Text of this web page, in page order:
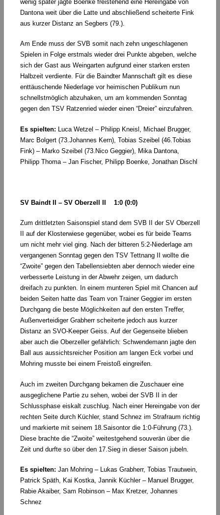
wenig später jagte Boenke freistehend eine Hereingabe von
Dantona weit über die Latte und abschließend scheiterte Fink
aus kurzer Distanz an Segbers (79.).
Am Ende muss der SVB somit nach zehn ungeschlagenen
Spielen in Folge erstmals wieder drei Punkte abgeben, welche
sich der Gast aus Weingarten aufgrund einer starken ersten
Halbzeit verdiente. Für die Baindter Mannschaft gilt es diese
enttäuschende Niederlage vor heimischen Publikum nun
schnellstmöglich abzuhaken, um am kommenden Sonntag
gegen den TSV Ratzenried wieder einen “Dreier” einzufahren.
Es spielten:
Luca Wetzel – Philipp Kneisl, Michael Brugger,
Marc Bolgert (73.Johannes Kern), Tobias Szeibel (46.Tobias
Fink) – Marko Szeibel (73.Nico Geggier), Mika Dantona,
Philipp Thoma – Jan Fischer, Philipp Boenke, Jonathan Dischl
SV Baindt II – SV Oberzell II 1:0 (0:0)
Zum drittletzten Saisonspiel stand dem SVB II der SV Oberzell
II auf der Klosterwiese gegenüber, wobei es für beide Teams
um nicht mehr viel ging. Nach der bitteren 5:2-Niederlage am
vergangenen Sonntag gegen den TSV Tettnang II wollte die
“Zwoite” gegen den Tabellensiebten aber dennoch wieder eine
verbesserte Leistung in der Abwehr zeigen, um dadurch
dreifach zu punkten. In einem munteren Spiel mit Chancen auf
beiden Seiten hatte das Team von Trainer Geggier im ersten
Durchgang die beste Möglichkeiten auf den ersten Treffer,
Außenverteidiger Grabherr scheiterte jedoch aus kurzer
Distanz an SVO-Keeper Geiss. Auf der Gegenseite blieben
aber auch die Oberzeller gefährlich: Schwendemann jagte den
Ball aus aussichtsreicher Position am langen Eck vorbei und
Mohring musste bei einem Freistoß eingreifen.
Auch im zweiten Durchgang bekamen die Zuschauer eine
ausgeglichene Partie zu sehen, wobei der SVB II in der
Schlussphase eiskalt zuschlug. Nach einer Hereingabe von der
rechten Seite durch Küchler, stand Schnez im Strafraum richtig
und markierte mit seinem 18.Saisontor die 1:0-Führung (73.).
Diese brachte die “Zwoite” weitestgehend souverän über die
Zeit und durfte so über den 17.Sieg in dieser Saison jubeln.
Es spielten: Jan Mohring – Lukas Grabherr, Tobias Trautwein,
Patrick Späth, Kai Kostka, Jannik Küchler – Manuel Brugger,
Rabie Akaiber, Sam Robinson – Max Kretzer, Johannes
Schnez